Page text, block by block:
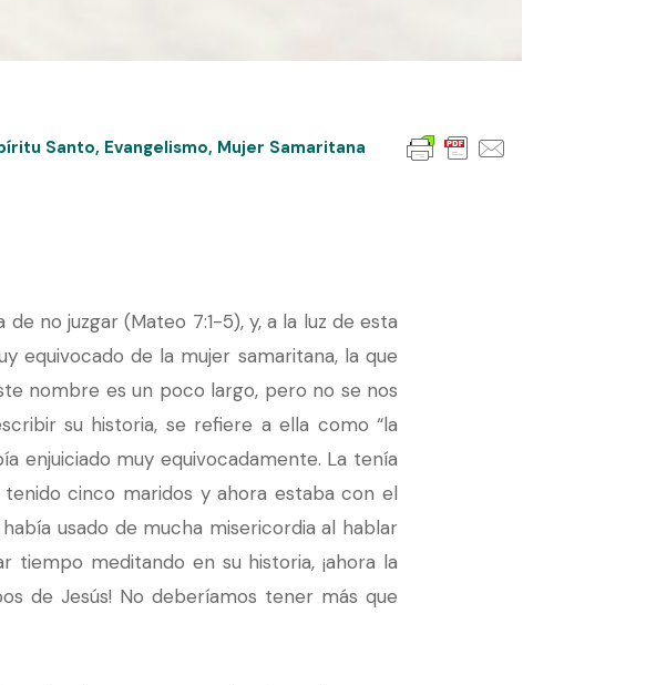
Santo, Evangelismo, Mujer Samaritana
no juzgar (Mateo 7:1-5), y, a la luz de esta
equivocado de la mujer samaritana, la que
nombre es un poco largo, pero no se nos
su historia, se refiere a ella como “la
enjuiciado muy equivocadamente. La tenía
cinco maridos y ahora estaba con el
usado de mucha misericordia al hablar
tiempo meditando en su historia, ¡ahora la
de Jesús! No deberíamos tener más que